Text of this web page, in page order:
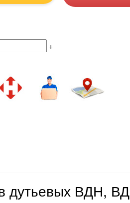
+
дутьевых ВДН, ВД